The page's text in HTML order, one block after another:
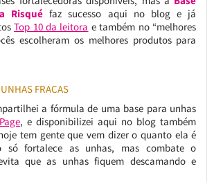
Risqué faz sucesso aqui no blog e já
Top 10 da leitora e também no “melhores
escolheram os melhores produtos para
FRACAS
a fórmula de uma base para unhas
, e disponibilizei aqui no blog também
tem gente que vem dizer o quanto ela é
só fortalece as unhas, mas combate o
que as unhas fiquem descamando e